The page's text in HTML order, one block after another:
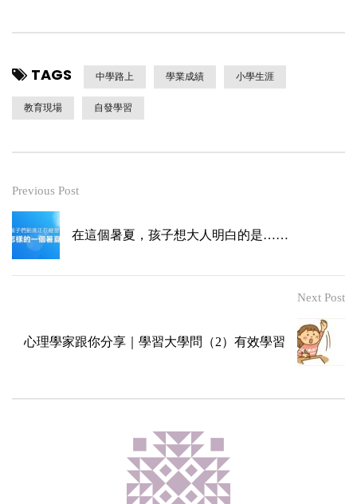
TAGS 中學路上 學業成績 小學生涯
教育現場 自發學習
Previous Post
在這個暑夏，孩子想大人明白的是……
Next Post
心理學家跟你分享｜學習大學問（2）有效學習